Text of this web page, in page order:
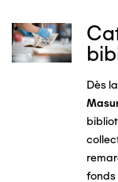
Image
Dès
fonds